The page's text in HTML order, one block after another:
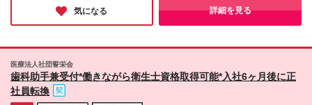
14-8 黒喜ビル2F など ☆お住まい・ご希望をもとに決
定します ☆募集中の全クリニック情報は【詳細・交
（1日4,500円）を支給／交通費などは全額会社負担
してみてはいかがでしょうか？
気になる 詳細を見る
医療法人社団誓栄会
歯科助手兼受付*働きながら衛生士資格取得可能*入社6ヶ月後に正
社員転換